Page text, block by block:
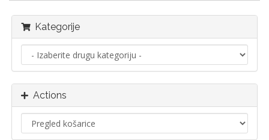
Kategorije
Actions